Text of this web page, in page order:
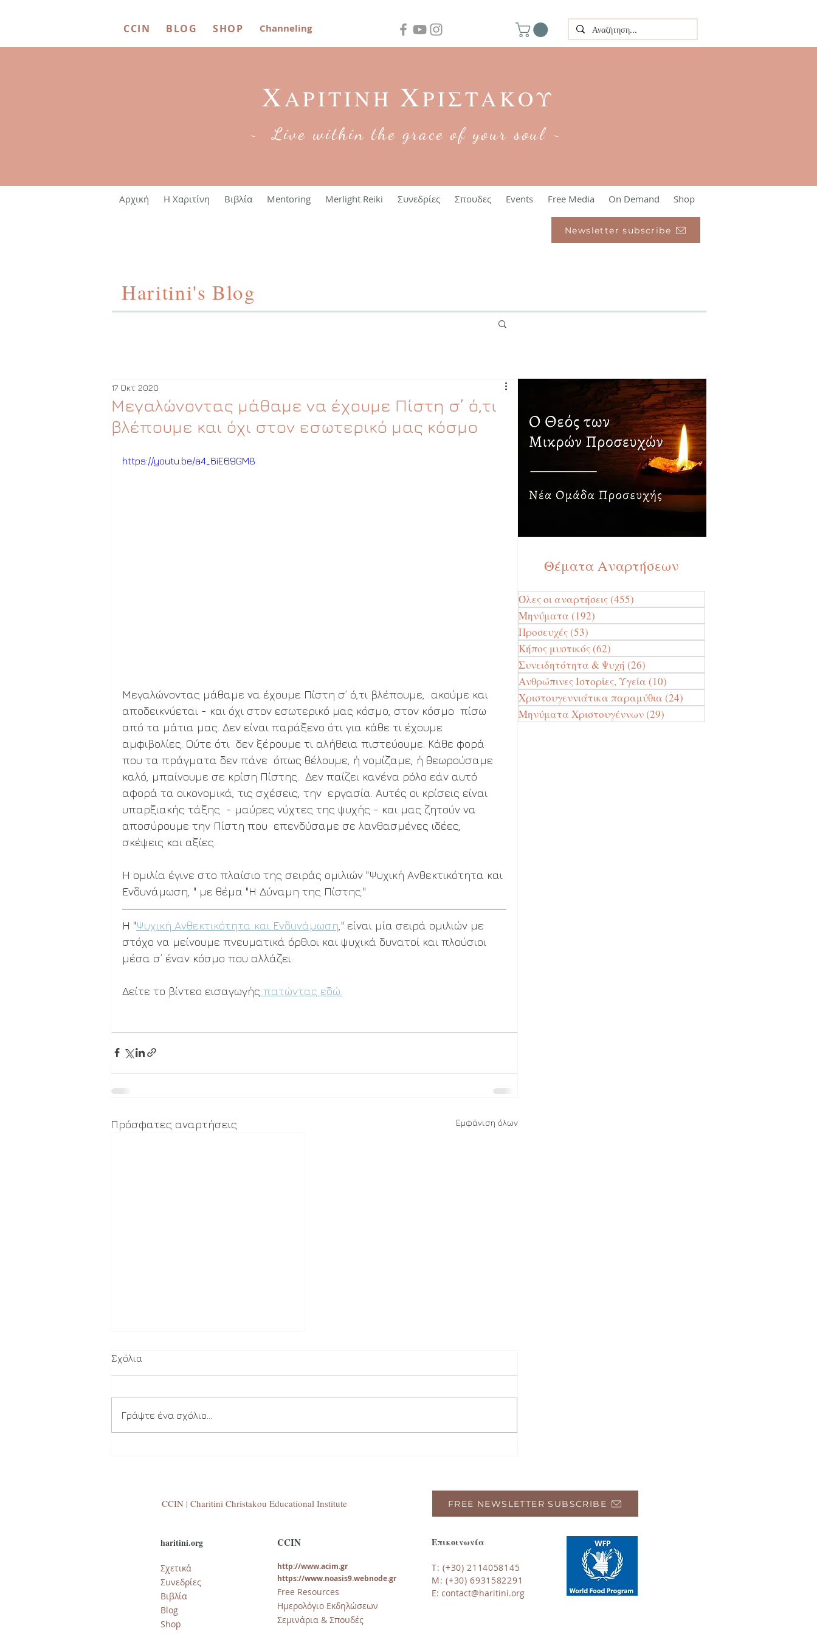
CCIN BLOG SHOP Channeling
ΧΑΡΙΤΙΝΗ ΧΡΙΣΤΑΚΟΥ
~ Live within the grace of your soul ~
Αρχική Η Χαριτίνη Βιβλία Mentoring Merlight Reiki Συνεδρίες Σπουδες Events Free Media On Demand Shop
Newsletter subscribe
Haritini's Blog
Μεγαλώνοντας μάθαμε να έχουμε Πίστη σ’ ό,τι
βλέπουμε και όχι στον εσωτερικό μας κόσμο
17 Οκτ 2020
https://youtu.be/a4_6iE69GM8
Μεγαλώνοντας μάθαμε να έχουμε Πίστη σ’ ό,τι βλέπουμε,  ακούμε και
αποδεικνύεται - και όχι στον εσωτερικό μας κόσμο, στον κόσμο  πίσω
από τα μάτια μας. Δεν είναι παράξενο ότι για κάθε τι έχουμε
αμφιβολίες. Ούτε ότι  δεν ξέρουμε τι αλήθεια πιστεύουμε. Κάθε φορά
που τα πράγματα δεν πάνε  όπως θέλουμε, ή νομίζαμε, ή θεωρούσαμε
καλό, μπαίνουμε σε κρίση Πίστης.  Δεν παίζει κανένα ρόλο εάν αυτό
αφορά τα οικονομικά, τις σχέσεις, την  εργασία. Αυτές οι κρίσεις είναι
υπαρξιακής τάξης  - μαύρες νύχτες της ψυχής - και μας ζητούν να
αποσύρουμε την Πίστη που  επενδύσαμε σε λανθασμένες ιδέες,
σκέψεις και αξίες.
Η ομιλία έγινε στο πλαίσιο της σειράς ομιλιών "Ψυχική Ανθεκτικότητα και
Ενδυνάμωση, " με θέμα "Η Δύναμη της Πίστης."
Η "Ψυχική Ανθεκτικότητα και Ενδυνάμωση ," είναι μία σειρά ομιλιών με
στόχο να μείνουμε πνευματικά όρθιοι και ψυχικά δυνατοί και πλούσιοι
μέσα σ’ έναν κόσμο που αλλάζει.
Δείτε το βίντεο εισαγωγής πατώντας εδώ.
Πρόσφατες αναρτήσεις Εμφάνιση όλων
Σχόλια
Γράψτε ένα σχόλιο...
Θέματα Αναρτήσεων
Όλες οι αναρτήσεις(455)
Μηνύματα (192)
Προσευχές(53)
Κήπος μυστικός(62)
Συνειδητότητα & Ψυχή (26)
Ανθρώπινες Ιστορίες, Υγεία (10)
Χριστουγεννιάτικα παραμύθια (24)
Μηνύματα Χριστουγέννων(29)
CCIN | Charitini Christakou Educational Institute FREE NEWSLETTER SUBSCRIBE
haritini.org CCIN
Σχετικά
Συνεδρίες
Βιβλία
​Blog
Shop
http://www.acim.gr
https://www.noasis9.webnode.gr
Free Resources
Ημερολόγιο Εκδηλώσεων
Σεμινάρια & Σπουδές
Επικοινωνία
T: (+30) 2114058145
M: (+30) 6931582291
E: contact@haritini.org